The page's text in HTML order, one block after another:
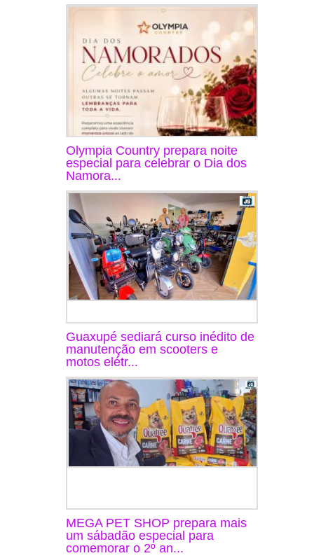
Olympia Country prepara noite
especial para celebrar o Dia dos
Namora...
Guaxupé sediará curso inédito de
manutenção em scooters e
motos elétr...
MEGA PET SHOP prepara mais
um sábadão especial para
comemorar o 2º an...